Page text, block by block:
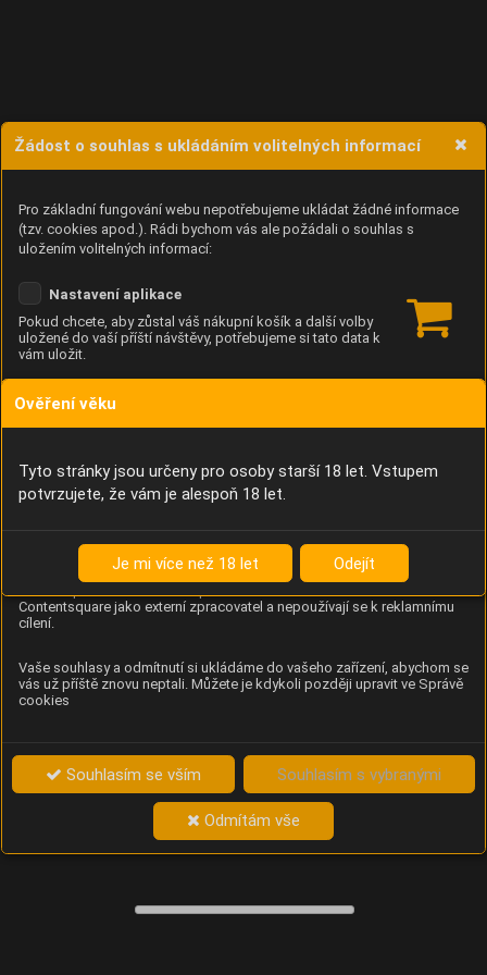
Žádost o souhlas s ukládáním volitelných informací
Pro základní fungování webu nepotřebujeme ukládat žádné informace
(tzv. cookies apod.). Rádi bychom vás ale požádali o souhlas s
uložením volitelných informací:
Nastavení aplikace
Pokud chcete, aby zůstal váš nákupní košík a další volby
uložené do vaší příští návštěvy, potřebujeme si tato data k
vám uložit.
Anonymní unikátní ID
Díky němu příště poznáme, že se jedná o stejné zařízení, a
Identifikátor je zcela anonymní.
Analýza chování návštěvníků na webu (pohyb kurzoru,
kliknutí, procházení stránek a heatmapy), která
provozovateli e-shopu Betelné škopek pomáhá zlepšovat
Contentsquare jako externí zpracovatel a nepoužívají se k reklamnímu
cílení.
Vaše souhlasy a odmítnutí si ukládáme do vašeho zařízení, abychom se
vás už příště znovu neptali. Můžete je kdykoli později upravit ve Správě
cookies
Souhlasím se vším Souhlasím s vybranými
Odmítám vše
Ověření věku
Tyto stránky jsou určeny pro osoby starší 18 let. Vstupem
potvrzujete, že vám je alespoň 18 let.
Je mi více než 18 let Odejít